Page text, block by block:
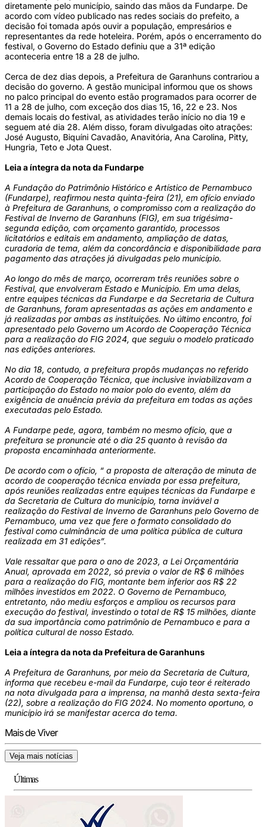
diretamente pelo município, saindo das mãos da Fundarpe. De
acordo com vídeo publicado nas redes sociais do prefeito, a
decisão foi tomada após ouvir a população, empresários e
representantes da rede hoteleira. Porém, após o encerramento do
festival, o Governo do Estado definiu que a 31ª edição
aconteceria entre 18 a 28 de julho.
Cerca de dez dias depois, a Prefeitura de Garanhuns contrariou a
decisão do governo. A gestão municipal informou que os shows
no palco principal do evento estão programados para ocorrer de
11 a 28 de julho, com exceção dos dias 15, 16, 22 e 23. Nos
demais locais do festival, as atividades terão início no dia 19 e
seguem até dia 28. Além disso, foram divulgadas oito atrações:
José Augusto, Biquíni Cavadão, Anavitória, Ana Carolina, Pitty,
Hungria, Teto e Jota Quest.
Leia a íntegra da nota da Fundarpe
A Fundação do Patrimônio Histórico e Artístico de Pernambuco
(Fundarpe), reafirmou nesta quinta-feira (21), em ofício enviado
à Prefeitura de Garanhuns, o compromisso com a realização do
Festival de Inverno de Garanhuns (FIG), em sua trigésima-
segunda edição, com orçamento garantido, processos
licitatórios e editais em andamento, ampliação de datas,
curadoria de tema, além da concordância e disponibilidade para
pagamento das atrações já divulgadas pelo município.
Ao longo do mês de março, ocorreram três reuniões sobre o
Festival, que envolveram Estado e Município. Em uma delas,
entre equipes técnicas da Fundarpe e da Secretaria de Cultura
de Garanhuns, foram apresentadas as ações em andamento e
já realizadas por ambas as instituições. No último encontro, foi
apresentado pelo Governo um Acordo de Cooperação Técnica
para a realização do FIG 2024, que seguiu o modelo praticado
nas edições anteriores.
No dia 18, contudo, a prefeitura propôs mudanças no referido
Acordo de Cooperação Técnica, que inclusive inviabilizavam a
participação do Estado no maior polo do evento, além da
exigência de anuência prévia da prefeitura em todas as ações
executadas pelo Estado.
A Fundarpe pede, agora, também no mesmo ofício, que a
prefeitura se pronuncie até o dia 25 quanto à revisão da
proposta encaminhada anteriormente.
De acordo com o ofício, “ a proposta de alteração de minuta de
acordo de cooperação técnica enviada por essa prefeitura,
após reuniões realizadas entre equipes técnicas da Fundarpe e
da Secretaria de Cultura do município, torna inviável a
realização do Festival de Inverno de Garanhuns pelo Governo de
Pernambuco, uma vez que fere o formato consolidado do
festival como culminância de uma política pública de cultura
realizada em 31 edições”.
Vale ressaltar que para o ano de 2023, a Lei Orçamentária
Anual, aprovada em 2022, só previa o valor de R$ 6 milhões
para a realização do FIG, montante bem inferior aos R$ 22
milhões investidos em 2022. O Governo de Pernambuco,
entretanto, não mediu esforços e ampliou os recursos para
execução do festival, investindo o total de R$ 15 milhões, diante
da sua importância como patrimônio de Pernambuco e para a
política cultural de nosso Estado.
Leia a íntegra da nota da Prefeitura de Garanhuns
A Prefeitura de Garanhuns, por meio da Secretaria de Cultura,
informa que recebeu e-mail da Fundarpe, cujo teor é reiterado
na nota divulgada para a imprensa, na manhã desta sexta-feira
(22), sobre a realização do FIG 2024. No momento oportuno, o
município irá se manifestar acerca do tema.
Mais de Viver
Veja mais notícias
Últimas